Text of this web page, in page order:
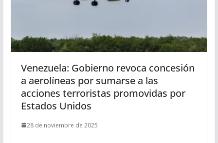
Venezuela: Gobierno revoca concesión
a aerolíneas por sumarse a las
acciones terroristas promovidas por
Estados Unidos
28 de noviembre de 2025